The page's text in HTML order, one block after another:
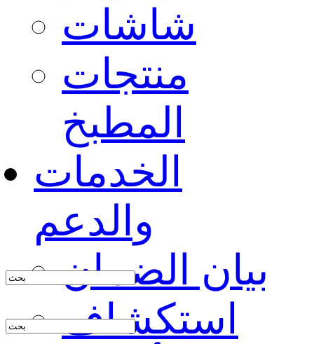
شاشات
منتجات
المطبخ
الخدمات
والدعم
بيان الضمان
استكشاف